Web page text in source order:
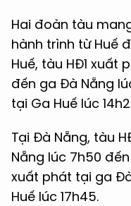
Hai đoàn tàu
hành trình từ Huế
Huế, tàu HĐ1 xuất
đến ga Đà Nẵng
tại Ga Huế lúc
Tại Đà Nẵng, tàu
Nẵng lúc 7h50
xuất phát tại ga
Huế lúc 17h45.